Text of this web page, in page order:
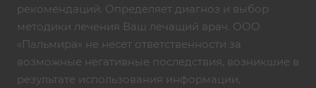
рекомендаций. Определяет диагноз и выбор
методики лечения Ваш лечащий врач. ООО
«Пальмира» не несет ответственности за
возможные негативные последствия, возникшие в
результате использования информации,